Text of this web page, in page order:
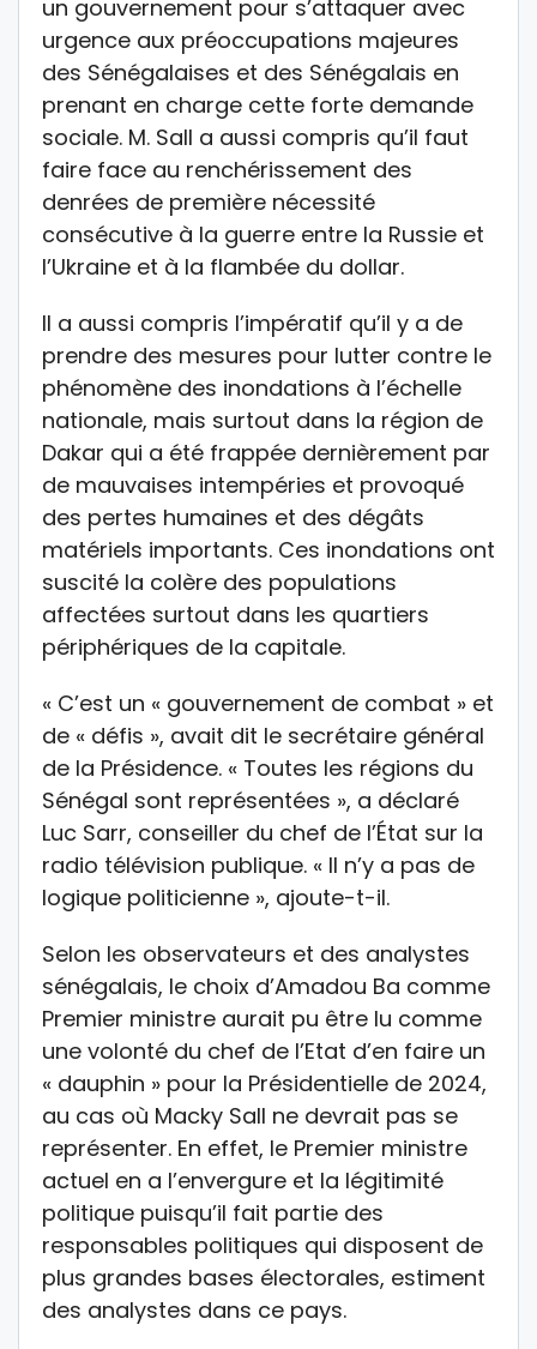
un gouvernement pour s’attaquer avec
urgence aux préoccupations majeures
des Sénégalaises et des Sénégalais en
prenant en charge cette forte demande
sociale. M. Sall a aussi compris qu’il faut
faire face au renchérissement des
denrées de première nécessité
consécutive à la guerre entre la Russie et
l’Ukraine et à la flambée du dollar.
Il a aussi compris l’impératif qu’il y a de
prendre des mesures pour lutter contre le
phénomène des inondations à l’échelle
nationale, mais surtout dans la région de
Dakar qui a été frappée dernièrement par
de mauvaises intempéries et provoqué
des pertes humaines et des dégâts
matériels importants. Ces inondations ont
suscité la colère des populations
affectées surtout dans les quartiers
périphériques de la capitale.
« C’est un « gouvernement de combat » et
de « défis », avait dit le secrétaire général
de la Présidence. « Toutes les régions du
Sénégal sont représentées », a déclaré
Luc Sarr, conseiller du chef de l’État sur la
radio télévision publique. « Il n’y a pas de
logique politicienne », ajoute-t-il.
Selon les observateurs et des analystes
sénégalais, le choix d’Amadou Ba comme
Premier ministre aurait pu être lu comme
une volonté du chef de l’Etat d’en faire un
« dauphin » pour la Présidentielle de 2024,
au cas où Macky Sall ne devrait pas se
représenter. En effet, le Premier ministre
actuel en a l’envergure et la légitimité
politique puisqu’il fait partie des
responsables politiques qui disposent de
plus grandes bases électorales, estiment
des analystes dans ce pays.